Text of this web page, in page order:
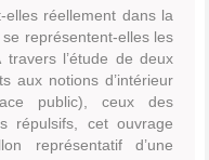
elles réellement dans la
représentent-elles les
l’étude de deux
aux notions d’intérieur
public), ceux des
répulsifs, cet ouvrage
représentatif d’une